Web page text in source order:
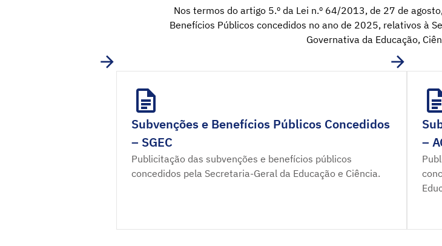
Nos termos do artigo 5.º da Lei n.º 64/2013, de 27 de
Benefícios Públicos concedidos no ano de 2025, relativos à
Governativa da Educação,
Subvenções e Benefícios Públicos Concedidos
– SGEC
Publicitação das subvenções e benefícios públicos
concedidos pela Secretaria-Geral da Educação e Ciência.
–